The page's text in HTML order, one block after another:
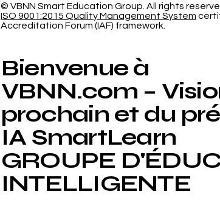
et la Responsabilité
Sociale de l'Université
Internationale Suisse
© VBNN Smart Education Group. All rights
ISO 9001:2015 Quality Management System
Accreditation Forum (IAF) framework.
Bienvenue à
VBNN.com –
prochain et du
IA SmartLearn
GROUPE
INTELLIGENTE